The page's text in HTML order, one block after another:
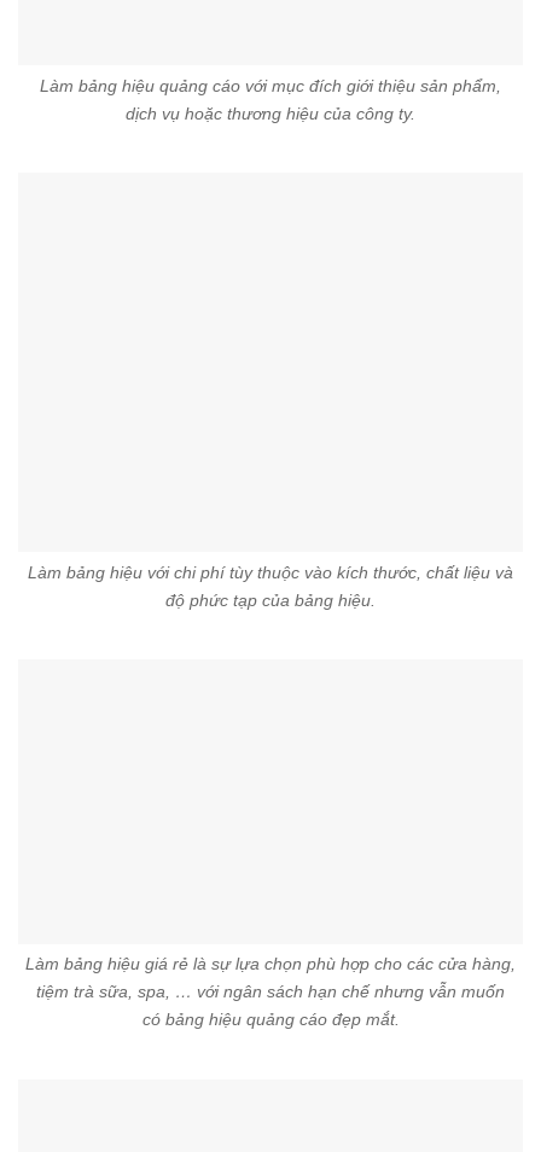
Làm bảng hiệu quảng cáo với mục đích giới thiệu sản phẩm,
dịch vụ hoặc thương hiệu của công ty.
Làm bảng hiệu với chi phí tùy thuộc vào kích thước, chất liệu và
độ phức tạp của bảng hiệu.
Làm bảng hiệu giá rẻ là sự lựa chọn phù hợp cho các cửa hàng,
tiệm trà sữa, spa, … với ngân sách hạn chế nhưng vẫn muốn
có bảng hiệu quảng cáo đẹp mắt.